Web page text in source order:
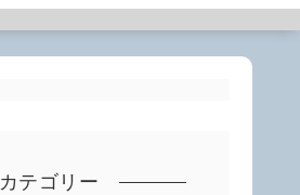
カテゴリー